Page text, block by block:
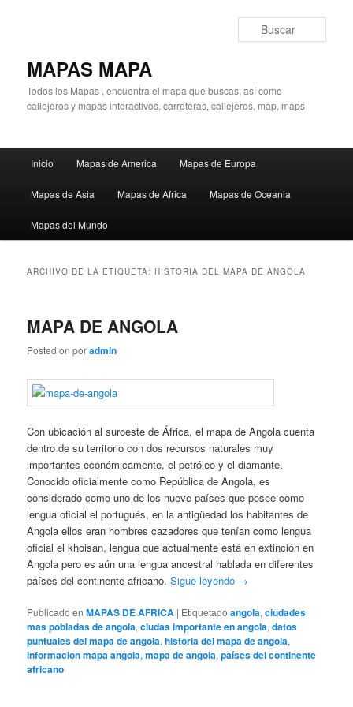
MAPAS MAPA
Todos los Mapas , encuentra el mapa que buscas, así como
callejeros y mapas interactivos, carreteras, callejeros, map, maps
principal
Inicio Mapas de America Mapas de Europa
Mapas de Asia Mapas de Africa Mapas de Oceania
Mapas del Mundo
ARCHIVO DE LA ETIQUETA:HISTORIA DEL MAPA DE ANGOLA
MAPA DE ANGOLA
Posted onporadmin
Con ubicación al suroeste de África, el mapa de Angola cuenta
dentro de su territorio con dos recursos naturales muy
importantes económicamente, el petróleo y el diamante.
Conocido oficialmente como República de Angola, es
considerado como uno de los nueve países que posee como
lengua oficial el portugués, en la antigüedad los habitantes de
Angola ellos eran hombres cazadores que tenían como lengua
oficial el khoisan, lengua que actualmente está en extinción en
Angola pero es aún una lengua ancestral hablada en diferentes
países del continente africano.Sigue leyendo →
Publicado en MAPAS DE AFRICA | Etiquetado angola,ciudades
mas pobladas de angola,ciudas importante en angola,datos
puntuales del mapa de angola,historia del mapa de angola,
informacion mapa angola,mapa de angola,países del continente
africano